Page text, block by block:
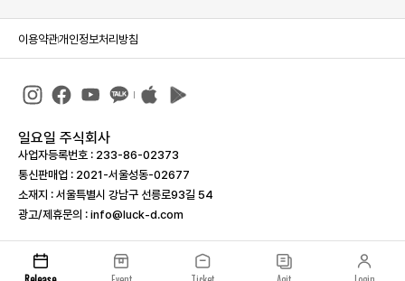
이용약관개인정보처리방침
일요일 주식회사
사업자등록번호 : 233-86-023­73
통신판매업 : 2021-서울성동-02677
소재지 : 서울특별시 강남구 선릉로93길 54
광고/제휴문의 : info@luck-d.com